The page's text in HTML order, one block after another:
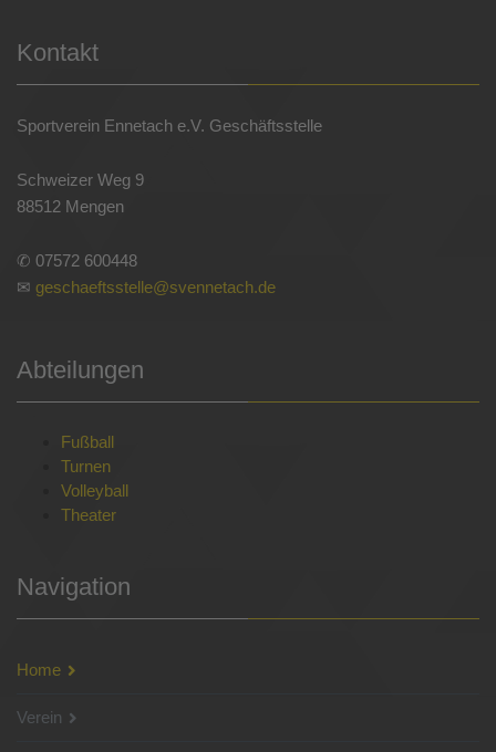
Kontakt
Sportverein Ennetach e.V. Geschäftsstelle
Schweizer Weg 9
88512 Mengen
✆ 07572 600448
✉ geschaeftsstelle@svennetach.de
Abteilungen
Fußball
Turnen
Volleyball
Theater
Navigation
Home
Verein